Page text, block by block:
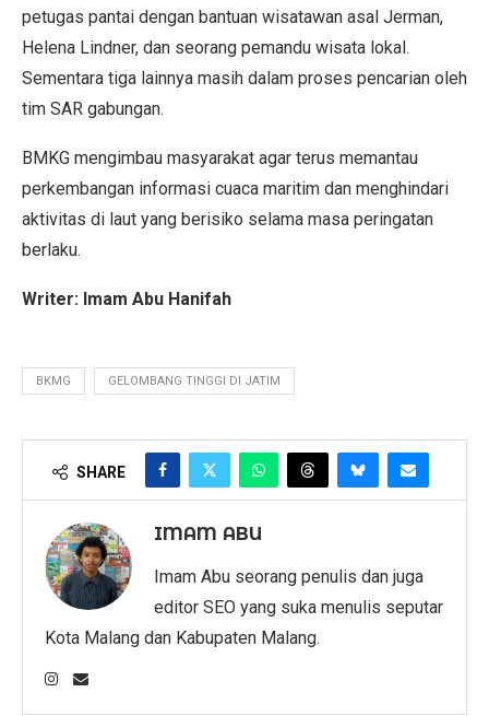
petugas pantai dengan bantuan wisatawan asal Jerman,
Helena Lindner, dan seorang pemandu wisata lokal.
Sementara tiga lainnya masih dalam proses pencarian oleh
tim SAR gabungan.
BMKG mengimbau masyarakat agar terus memantau
perkembangan informasi cuaca maritim dan menghindari
aktivitas di laut yang berisiko selama masa peringatan
berlaku.
Writer: Imam Abu Hanifah
BKMG GELOMBANG TINGGI DI JATIM
SHARE
IMAM ABU
Imam Abu seorang penulis dan juga
editor SEO yang suka menulis seputar
Kota Malang dan Kabupaten Malang.